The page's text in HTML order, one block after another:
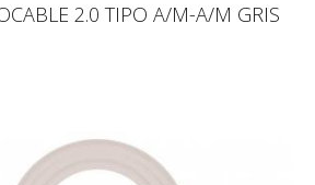
2.0 TIPO A/M-A/M GRIS